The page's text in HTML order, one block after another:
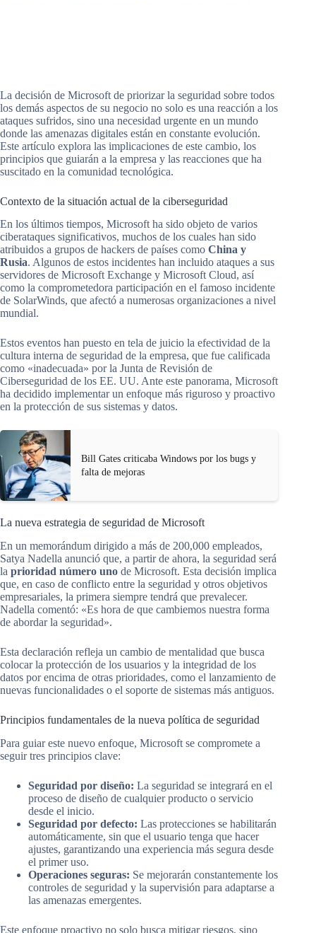
La decisión de Microsoft de priorizar la seguridad sobre todos
los demás aspectos de su negocio no solo es una reacción a los
ataques sufridos, sino una necesidad urgente en un mundo
donde las amenazas digitales están en constante evolución.
Este artículo explora las implicaciones de este cambio, los
principios que guiarán a la empresa y las reacciones que ha
suscitado en la comunidad tecnológica.
Contexto de la situación actual de la ciberseguridad
En los últimos tiempos, Microsoft ha sido objeto de varios
ciberataques significativos, muchos de los cuales han sido
atribuidos a grupos de hackers de países como China y
Rusia. Algunos de estos incidentes han incluido ataques a sus
servidores de Microsoft Exchange y Microsoft Cloud, así
como la comprometedora participación en el famoso incidente
de SolarWinds, que afectó a numerosas organizaciones a nivel
mundial.
Estos eventos han puesto en tela de juicio la efectividad de la
cultura interna de seguridad de la empresa, que fue calificada
como «inadecuada» por la Junta de Revisión de
Ciberseguridad de los EE. UU. Ante este panorama, Microsoft
ha decidido implementar un enfoque más riguroso y proactivo
en la protección de sus sistemas y datos.
Bill Gates criticaba Windows por los bugs y
falta de mejoras
La nueva estrategia de seguridad de Microsoft
En un memorándum dirigido a más de 200,000 empleados,
Satya Nadella anunció que, a partir de ahora, la seguridad será
la prioridad número uno de Microsoft. Esta decisión implica
que, en caso de conflicto entre la seguridad y otros objetivos
empresariales, la primera siempre tendrá que prevalecer.
Nadella comentó: «Es hora de que cambiemos nuestra forma
de abordar la seguridad».
Esta declaración refleja un cambio de mentalidad que busca
colocar la protección de los usuarios y la integridad de los
datos por encima de otras prioridades, como el lanzamiento de
nuevas funcionalidades o el soporte de sistemas más antiguos.
Principios fundamentales de la nueva política de seguridad
Para guiar este nuevo enfoque, Microsoft se compromete a
seguir tres principios clave:
Seguridad por diseño: La seguridad se integrará en el
proceso de diseño de cualquier producto o servicio
desde el inicio.
Seguridad por defecto: Las protecciones se habilitarán
automáticamente, sin que el usuario tenga que hacer
ajustes, garantizando una experiencia más segura desde
el primer uso.
Operaciones seguras: Se mejorarán constantemente los
controles de seguridad y la supervisión para adaptarse a
las amenazas emergentes.
Este enfoque proactivo no solo busca mitigar riesgos, sino